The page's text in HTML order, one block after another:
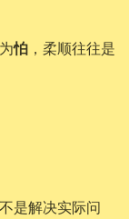
怕，柔顺往往是
是解决实际问